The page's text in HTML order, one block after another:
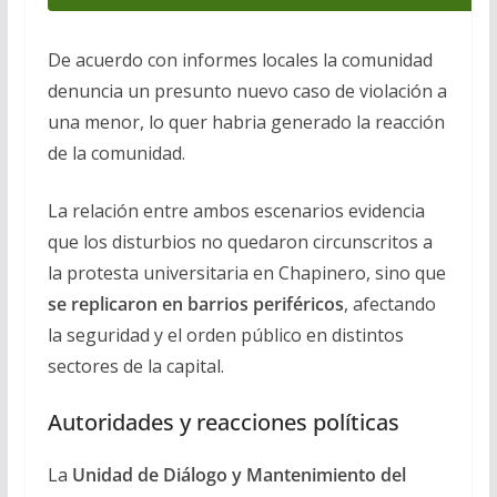
De acuerdo con informes locales la comunidad
denuncia un presunto nuevo caso de violación a
una menor, lo quer habria generado la reacción
de la comunidad.
La relación entre ambos escenarios evidencia
que los disturbios no quedaron circunscritos a
la protesta universitaria en Chapinero, sino que
se replicaron en barrios periféricos, afectando
la seguridad y el orden público en distintos
sectores de la capital.
Autoridades y reacciones políticas
La Unidad de Diálogo y Mantenimiento del